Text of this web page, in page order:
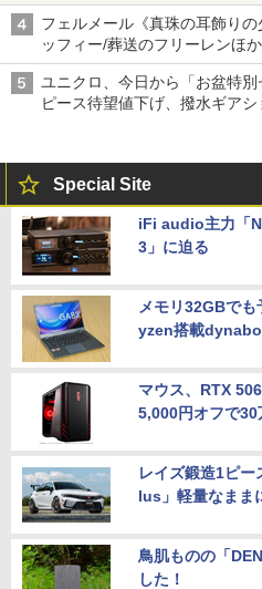
フェルメール《真珠の耳飾り
ッフィー/葬送のフリーレンほ
ユニクロ、今日から「お盆特
ピース待望値下げ、撥水ギア
Special Site
iFi audio主力「
3」に迫る
メモリ32GBで
yzen搭載
マウス、RTX
5,000円オフで30
レイズ鍛造1ピ
lus」軽量なまま
鳥肌ものの「
した！